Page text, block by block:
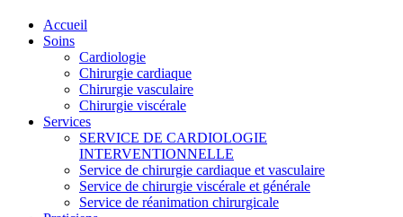
Accueil
Soins
Cardiologie
Chirurgie cardiaque
Chirurgie vasculaire
Chirurgie viscérale
Services
SERVICE DE CARDIOLOGIE
INTERVENTIONNELLE
Service de chirurgie cardiaque et vasculaire
Service de chirurgie viscérale et générale
Service de réanimation chirurgicale